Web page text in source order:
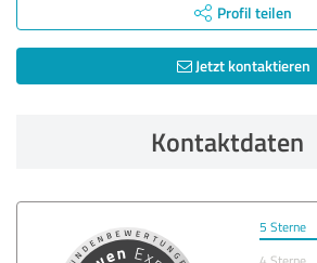
Profil teilen
Jetzt kontaktieren
Kontaktdaten
5 Sterne